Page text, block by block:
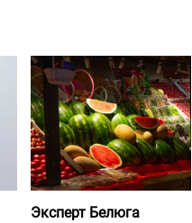
Эксперт Белюга